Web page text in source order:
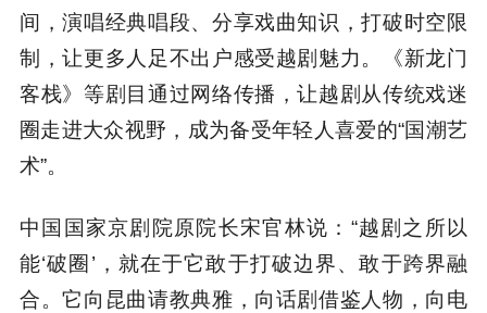
间，演唱经典唱段、分享戏曲知识，打破时空限
制，让更多人足不出户感受越剧魅力。《新龙门
客栈》等剧目通过网络传播，让越剧从传统戏迷
圈走进大众视野，成为备受年轻人喜爱的“国潮艺
术”。
中国国家京剧院原院长宋官林说：“越剧之所以
能‘破圈’，就在于它敢于打破边界、敢于跨界融
合。它向昆曲请教典雅，向话剧借鉴人物，向电